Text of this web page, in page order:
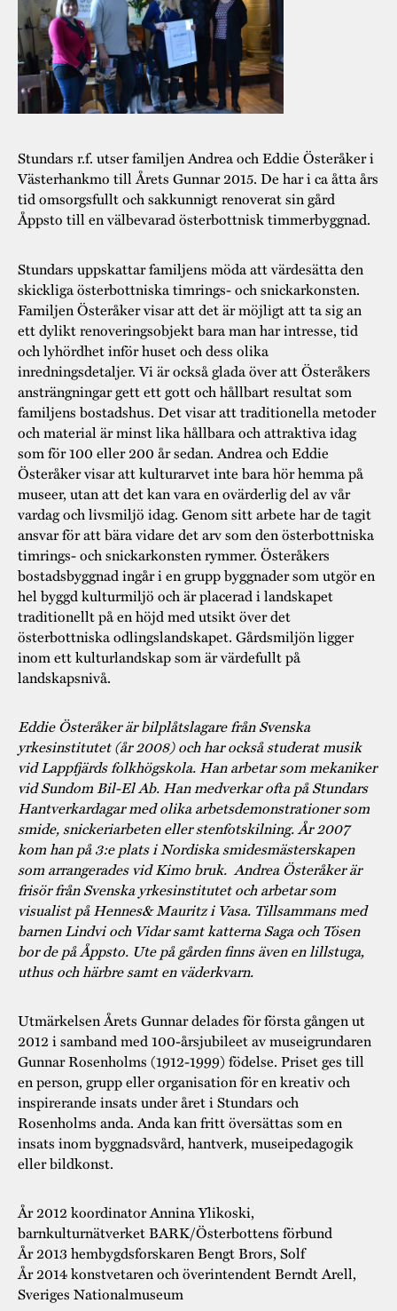
Tillgänglighet
Trygghet
Hållbar utveckling
Kontakta oss
Kalas på Stundars
Stundars teater
Jarl Hemmer
Byggnadsvård
Rödmyllan
Museipedagogik
Hantverk
Projekt
Stugornas Stundars
Stundarsvänner
Marknader
Årsberättelser
Årets Gunnar
Stundars
registerbeskrivning
Stundars r.f. utser familjen Andrea och Eddie Österåker i
Västerhankmo till Årets Gunnar 2015. De har i ca åtta års
tid omsorgsfullt och sakkunnigt renoverat sin gård
Åppsto till en välbevarad österbottnisk timmerbyggnad.
Stundars uppskattar familjens möda att värdesätta den
skickliga österbottniska timrings- och snickarkonsten.
Familjen Österåker visar att det är möjligt att ta sig an
ett dylikt renoveringsobjekt bara man har intresse, tid
och lyhördhet inför huset och dess olika
inredningsdetaljer. Vi är också glada över att Österåkers
ansträngningar gett ett gott och hållbart resultat som
familjens bostadshus. Det visar att traditionella metoder
och material är minst lika hållbara och attraktiva idag
som för 100 eller 200 år sedan. Andrea och Eddie
Österåker visar att kulturarvet inte bara hör hemma på
museer, utan att det kan vara en ovärderlig del av vår
vardag och livsmiljö idag. Genom sitt arbete har de tagit
ansvar för att bära vidare det arv som den österbottniska
timrings- och snickarkonsten rymmer. Österåkers
bostadsbyggnad ingår i en grupp byggnader som utgör en
hel byggd kulturmiljö och är placerad i landskapet
traditionellt på en höjd med utsikt över det
österbottniska odlingslandskapet. Gårdsmiljön ligger
inom ett kulturlandskap som är värdefullt på
landskapsnivå.
Eddie Österåker är bilplåtslagare från Svenska
yrkesinstitutet (år 2008) och har också studerat musik
vid Lappfjärds folkhögskola. Han arbetar som mekaniker
vid Sundom Bil-El Ab. Han medverkar ofta på Stundars
Hantverkardagar med olika arbetsdemonstrationer som
smide, snickeriarbeten eller stenfotskilning. År 2007
kom han på 3:e plats i Nordiska smidesmästerskapen
som arrangerades vid Kimo bruk. Andrea Österåker är
frisör från Svenska yrkesinstitutet och arbetar som
visualist på Hennes& Mauritz i Vasa. Tillsammans med
barnen Lindvi och Vidar samt katterna Saga och Tösen
bor de på Åppsto. Ute på gården finns även en lillstuga,
uthus och härbre samt en väderkvarn.
Utmärkelsen Årets Gunnar delades för första gången ut
2012 i samband med 100-årsjubileet av museigrundaren
Gunnar Rosenholms (1912-1999) födelse. Priset ges till
en person, grupp eller organisation för en kreativ och
inspirerande insats under året i Stundars och
Rosenholms anda. Anda kan fritt översättas som en
insats inom byggnadsvård, hantverk, museipedagogik
eller bildkonst.
År 2012 koordinator Annina Ylikoski,
barnkulturnätverket BARK/Österbottens förbund
År 2013 hembygdsforskaren Bengt Brors, Solf
År 2014 konstvetaren och överintendent Berndt Arell,
Sveriges Nationalmuseum